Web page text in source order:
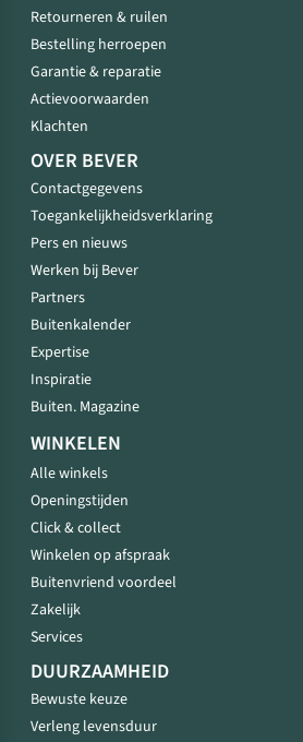
Retourneren & ruilen
Bestelling herroepen
Garantie & reparatie
Actievoorwaarden
Klachten
OVER BEVER
Contactgegevens
Toegankelijkheidsverklaring
Pers en nieuws
Werken bij Bever
Partners
Buitenkalender
Expertise
Inspiratie
Buiten. Magazine
WINKELEN
Alle winkels
Openingstijden
Click & collect
Winkelen op afspraak
Buitenvriend voordeel
Zakelijk
Services
DUURZAAMHEID
Bewuste keuze
Verleng levensduur